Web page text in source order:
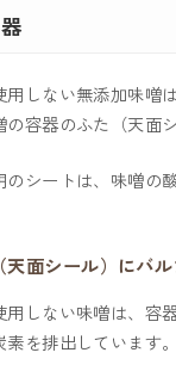
しない無添加味噌󠄀
容器のふた（天面
シートは、味噌󠄀の
面シール）にバル
しない味噌󠄀は、容
を排出しています。